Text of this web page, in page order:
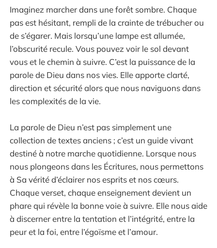
Imaginez marcher dans une forêt sombre. Chaque
pas est hésitant, rempli de la crainte de trébucher ou
de s’égarer. Mais lorsqu’une lampe est allumée,
l’obscurité recule. Vous pouvez voir le sol devant
vous et le chemin à suivre. C’est la puissance de la
parole de Dieu dans nos vies. Elle apporte clarté,
direction et sécurité alors que nous naviguons dans
les complexités de la vie.
La parole de Dieu n’est pas simplement une
collection de textes anciens ; c’est un guide vivant
destiné à notre marche quotidienne. Lorsque nous
nous plongeons dans les Écritures, nous permettons
à Sa vérité d’éclairer nos esprits et nos cœurs.
Chaque verset, chaque enseignement devient un
phare qui révèle la bonne voie à suivre. Elle nous aide
à discerner entre la tentation et l’intégrité, entre la
peur et la foi, entre l’égoïsme et l’amour.